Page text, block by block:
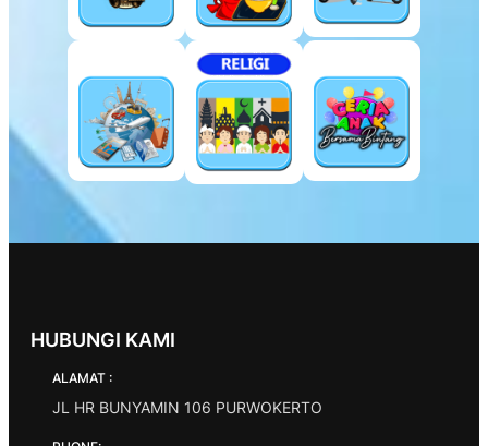
HUBUNGI KAMI
ALAMAT :
JL HR BUNYAMIN 106 PURWOKERTO